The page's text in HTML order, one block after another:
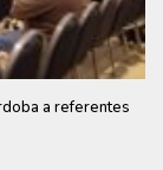
a referentes